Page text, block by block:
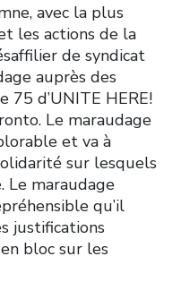
avec la plus
les actions de la
de syndicat
auprès des
75 d’UNITE HERE!
Le maraudage
et va à
sur lesquels
Le maraudage
qu’il
justifications
bloc sur les